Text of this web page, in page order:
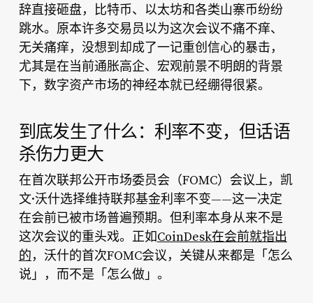
辞直接砸盘，比特币、以太坊和各类山寨币纷纷
跳水。原本许多交易员以为这次会议不痛不痒、
无关痛痒，没想到却成了一记重创信心的暴击，
尤其是在当前通胀高企、宏观前景不明朗的背景
下，数字资产市场的神经本就已经绷得很紧。
到底发生了什么：利率不变，但话语
杀伤力更大
在首次联邦公开市场委员会（FOMC）会议上，凯
文·沃什选择维持联邦基金利率不变——这一决定
在会前已被市场普遍预期。但利率本身从来不是
这次会议的重头戏。正如CoinDesk在会前就指出
的，沃什的首次FOMC会议，关键从来都是「怎么
说」，而不是「怎么做」。